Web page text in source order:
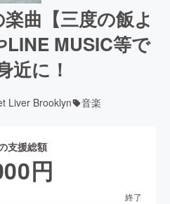
曲【三度の飯よ
LINE MUSIC等で
近に！
Liver Brooklyn 音楽
支援総額
円
終了